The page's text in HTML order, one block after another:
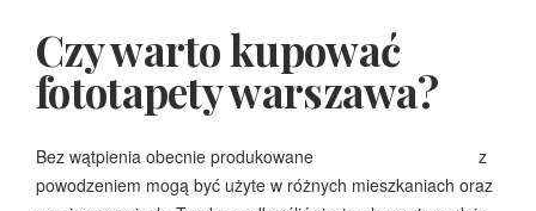
Czy warto kupować
fototapety warszawa?
Bez wątpienia obecnie produkowane
z
powodzeniem mogą być użyte w różnych mieszkaniach oraz